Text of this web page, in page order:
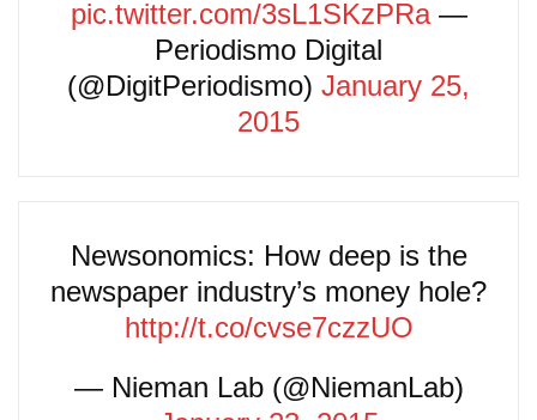
pic.twitter.com/3sL1SKzPRa—
Periodismo Digital
(@DigitPeriodismo) January 25,
2015
Newsonomics: How deep is the
newspaper industry’s money hole?
http://t.co/cvse7czzUO
— Nieman Lab (@NiemanLab)